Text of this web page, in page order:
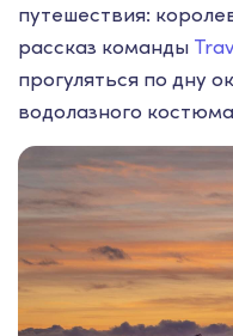
путешествия:
рассказ команды
прогуляться по дну
водолазного